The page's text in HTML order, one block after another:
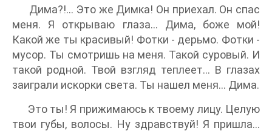
Дима?!... Это же Димка! Он приехал. Он спас
меня. Я открываю глаза… Дима, боже мой!
Какой же ты красивый! Фотки - дерьмо. Фотки -
мусор. Ты смотришь на меня. Такой суровый. И
такой родной. Твой взгляд теплеет… В глазах
заиграли искорки света. Ты нашел меня... Дима.
Это ты! Я прижимаюсь к твоему лицу. Целую
твои губы, волосы. Ну здравствуй! Я пришла...